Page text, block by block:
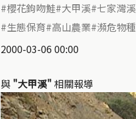
櫻花鉤吻鮭 大甲溪 七家灣溪
生態保育 高山農業 瀕危物種
2000-03-06 00:00
與 "大甲溪" 相關報導